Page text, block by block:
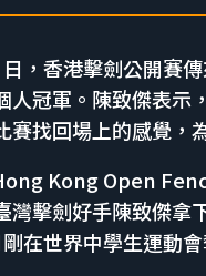
日，香港擊劍公開
人冠軍。陳致傑表
找回場上的感覺，
Kong Open
灣擊劍好手陳致傑
在世界中學生運動